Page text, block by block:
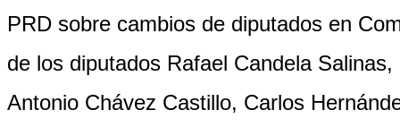
PRD sobre cambios de diputados en
de los diputados Rafael Candela Salinas,
Antonio Chávez Castillo, Carlos